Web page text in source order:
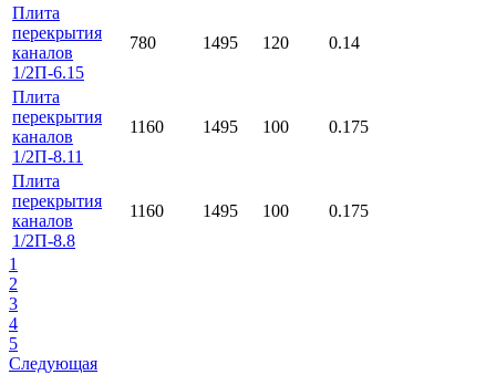
Плита
перекрытия
каналов
1/2П-6.15
780 1495 120 0.14
Плита
перекрытия
каналов
1/2П-8.11
1160 1495 100 0.175
Плита
перекрытия
каналов
1/2П-8.8
1160 1495 100 0.175
1
2
3
4
5
Следующая